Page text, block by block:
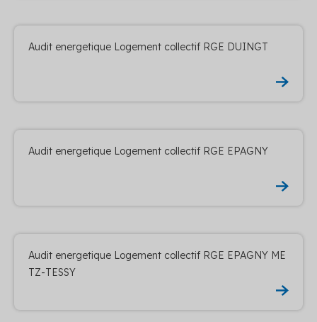
Audit energetique Logement collectif RGE DUINGT
Audit energetique Logement collectif RGE EPAGNY
Audit energetique Logement collectif RGE EPAGNY ME
TZ-TESSY